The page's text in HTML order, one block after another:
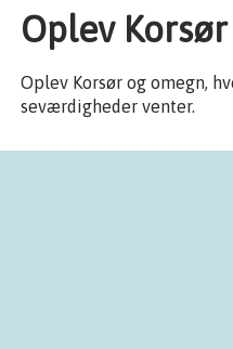
Oplev Korsør
Oplev Korsør og omegn,
seværdigheder venter.